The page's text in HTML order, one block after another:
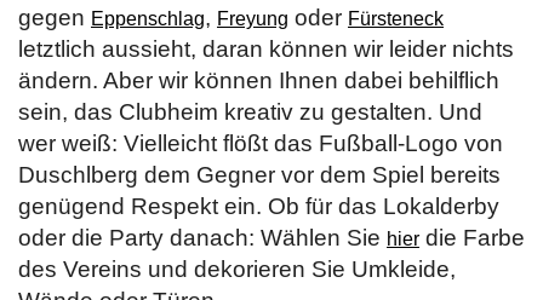
gegen Eppenschlag, Freyung oder Fürsteneck
letztlich aussieht, daran können wir leider nichts
ändern. Aber wir können Ihnen dabei behilflich
sein, das Clubheim kreativ zu gestalten. Und
wer weiß: Vielleicht flößt das Fußball-Logo von
Duschlberg dem Gegner vor dem Spiel bereits
genügend Respekt ein. Ob für das Lokalderby
oder die Party danach: Wählen Sie hier die Farbe
des Vereins und dekorieren Sie Umkleide,